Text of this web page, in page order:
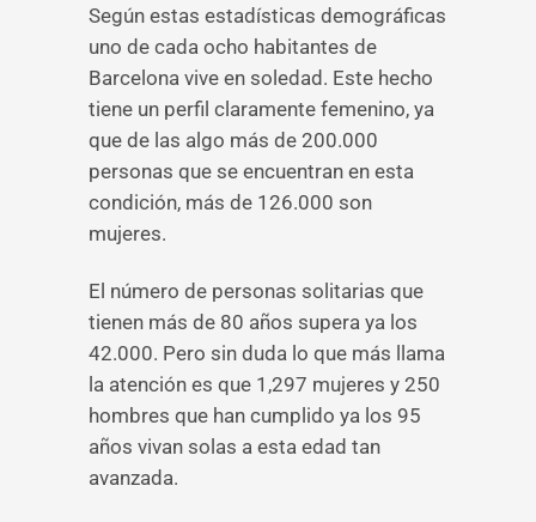
Según estas estadísticas demográficas
uno de cada ocho habitantes de
Barcelona vive en soledad. Este hecho
tiene un perfil claramente femenino, ya
que de las algo más de 200.000
personas que se encuentran en esta
condición, más de 126.000 son
mujeres.
El número de personas solitarias que
tienen más de 80 años supera ya los
42.000. Pero sin duda lo que más llama
la atención es que 1,297 mujeres y 250
hombres que han cumplido ya los 95
años vivan solas a esta edad tan
avanzada.